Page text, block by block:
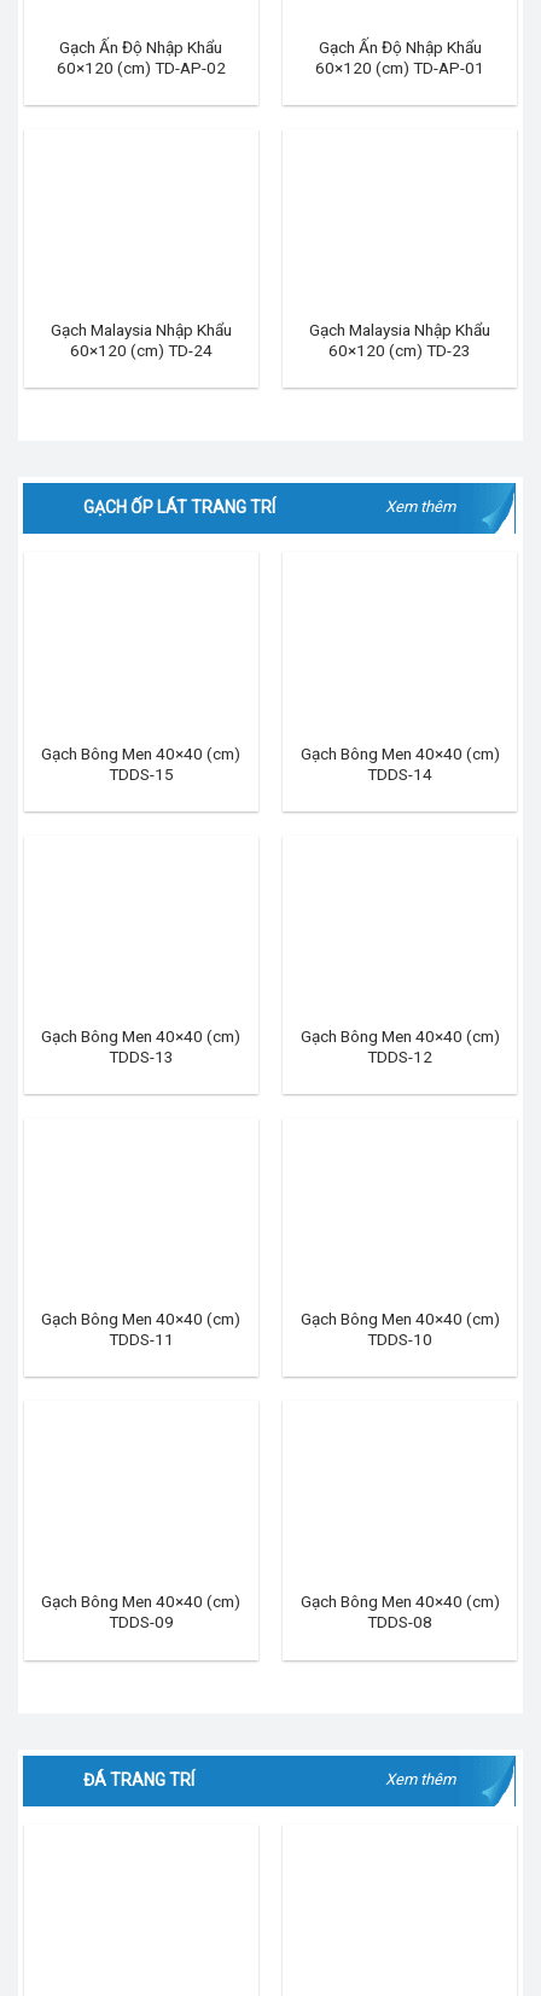
Gạch Ấn Độ Nhập Khẩu
60×120 (cm) TD-AP-02
Gạch Ấn Độ Nhập Khẩu
60×120 (cm) TD-AP-01
Gạch Malaysia Nhập Khẩu
60×120 (cm) TD-24
Gạch Malaysia Nhập Khẩu
60×120 (cm) TD-23
GẠCH ỐP LÁT TRANG TRÍ Xem thêm
Gạch Bông Men 40×40 (cm)
TDDS-15
Gạch Bông Men 40×40 (cm)
TDDS-14
Gạch Bông Men 40×40 (cm)
TDDS-13
Gạch Bông Men 40×40 (cm)
TDDS-12
Gạch Bông Men 40×40 (cm)
TDDS-11
Gạch Bông Men 40×40 (cm)
TDDS-10
Gạch Bông Men 40×40 (cm)
TDDS-09
Gạch Bông Men 40×40 (cm)
TDDS-08
ĐÁ TRANG TRÍ Xem thêm